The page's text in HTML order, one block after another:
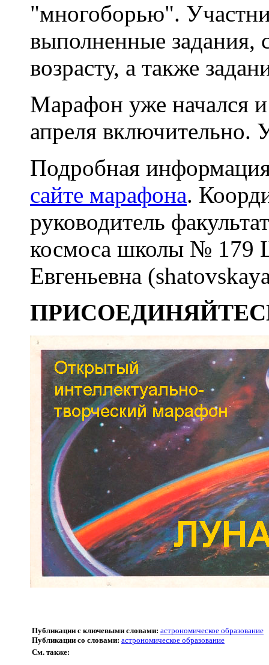
"многоборью".
выполненные задания,
возрасту, а также
Марафон уже начался
апреля включительно.
Подробная
сайте марафона.
руководитель
космоса школы № 179
Евгеньевна
Публикации с ключевыми словами: астрономическое образование
Публикации со словами: астрономическое образование
См. также: